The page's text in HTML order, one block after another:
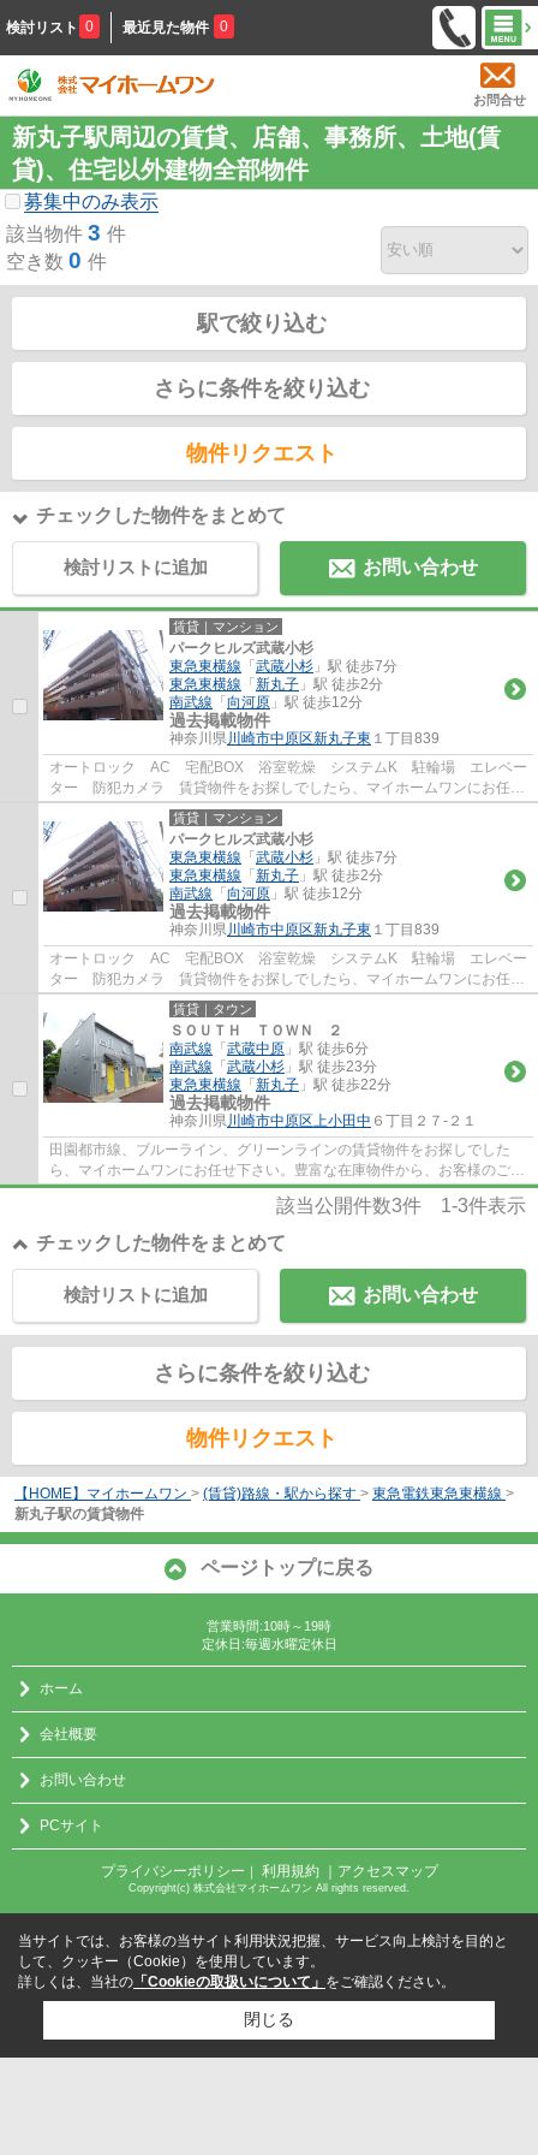
検討リスト 0 最近見た物件 0
お問合せ
新丸子駅周辺の賃貸、店舗、事務所、土地(賃
貸)、住宅以外建物全部物件
募集中のみ表示
該当物件 3 件
空き数 0 件
駅で絞り込む
さらに条件を絞り込む
物件リクエスト
チェックした物件をまとめて
検討リストに追加 お問い合わせ
賃貸｜マンション
パークヒルズ武蔵小杉
東急東横線 「 武蔵小杉 」駅 徒歩7分
東急東横線 「 新丸子 」駅 徒歩2分
南武線 「 向河原 」駅 徒歩12分
過去掲載物件
神奈川県川崎市中原区新丸子東 １丁目839
オートロック AC 宅配BOX 浴室乾燥 システムK 駐輪場 エレベー
ター 防犯カメラ 賃貸物件をお探しでしたら、マイホームワンにお任せ
下さい。豊富な在庫物件から、お客様のご要...
賃貸｜マンション
パークヒルズ武蔵小杉
東急東横線 「 武蔵小杉 」駅 徒歩7分
東急東横線 「 新丸子 」駅 徒歩2分
南武線 「 向河原 」駅 徒歩12分
過去掲載物件
神奈川県川崎市中原区新丸子東 １丁目839
オートロック AC 宅配BOX 浴室乾燥 システムK 駐輪場 エレベー
ター 防犯カメラ 賃貸物件をお探しでしたら、マイホームワンにお任せ
下さい。豊富な在庫物件から、お客様のご要...
賃貸｜タウン
ＳＯＵＴＨ ＴＯＷＮ ２
南武線 「 武蔵中原 」駅 徒歩6分
南武線 「 武蔵小杉 」駅 徒歩23分
東急東横線 「 新丸子 」駅 徒歩22分
過去掲載物件
神奈川県川崎市中原区上小田中 ６丁目２７-２１
田園都市線、ブルーライン、グリーンラインの賃貸物件をお探しでした
ら、マイホームワンにお任せ下さい。豊富な在庫物件から、お客様のご要
望に合うお部屋をご提案致します。
該当公開件数3件 1-3件表示
チェックした物件をまとめて
お問い合わせ
検討リストに追加
さらに条件を絞り込む
物件リクエスト
【HOME】マイホームワン > (賃貸)路線・駅から探す > 東急電鉄東急東横線 >
新丸子駅の賃貸物件
ページトップに戻る
営業時間:10時～19時
定休日:毎週水曜定休日
ホーム
会社概要
お問い合わせ
PCサイト
プライバシーポリシー ｜ 利用規約 ｜アクセスマップ
Copyright(c) 株式会社マイホームワン All rights reserved.
当サイトでは、お客様の当サイト利用状況把握、サービス向上検討を目的と
して、クッキー（Cookie）を使用しています。
詳しくは、当社の 「Cookieの取扱いについて」 をご確認ください。
閉じる